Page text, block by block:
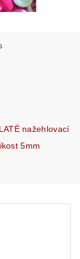
nažehlovací
5mm